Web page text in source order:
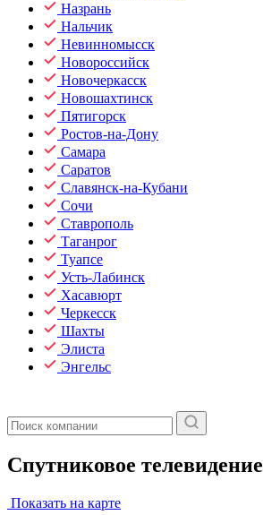
Назрань
Нальчик
Невинномысск
Новороссийск
Новочеркасск
Новошахтинск
Пятигорск
Ростов-на-Дону
Самара
Саратов
Славянск-на-Кубани
Сочи
Ставрополь
Таганрог
Туапсе
Усть-Лабинск
Хасавюрт
Черкесск
Шахты
Элиста
Энгельс
Спутниковое телевидение
Показать на карте